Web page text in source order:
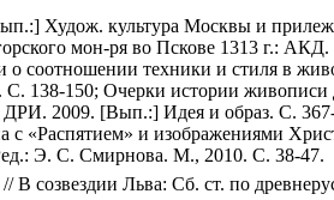
Худож. культура Москвы и
мон-ря во Пскове 1313 г.:
о соотношении техники и стиля в
138-150; Очерки истории
2009. [Вып.:] Идея и образ. С.
«Распятием» и изображениями
Э. С. Смирнова. М., 2010. С. 38-47.
созвездии Льва: Сб. ст. по